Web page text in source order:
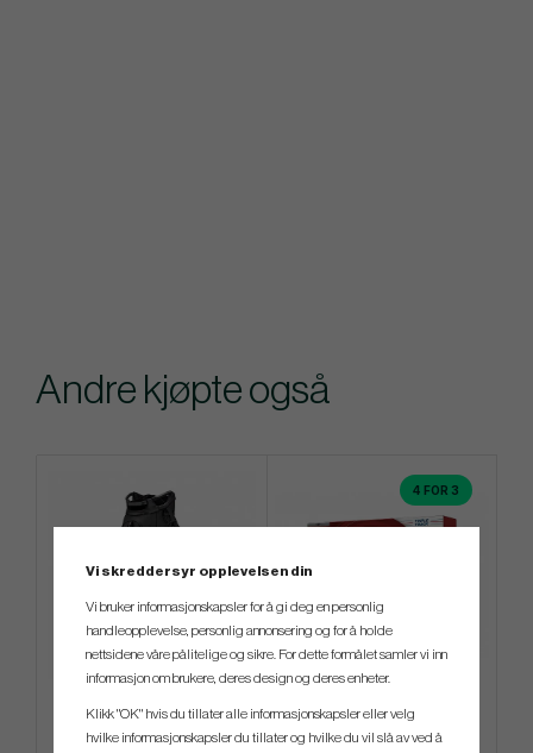
Andre kjøpte også
4 FOR 3
Track 2026 - White
Vi skreddersyr opplevelsen din
Vi bruker informasjonskapsler for å gi deg en personlig
handleopplevelse, personlig annonsering og for å holde
nettsidene våre pålitelige og sikre. For dette formålet samler vi inn
informasjon om brukere, deres design og deres enheter.
Klikk "OK" hvis du tillater alle informasjonskapsler eller velg
hvilke informasjonskapsler du tillater og hvilke du vil slå av ved å